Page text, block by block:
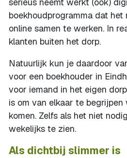
boekhoudprogramma dat het
online samen te werken. In
klanten buiten het dorp.
Natuurlijk kun je daardoor
voor een boekhouder in
voor iemand in het eigen
is om van elkaar te
komen. Zelfs als het niet
wekelijks te zien.
Als dichtbij slimmer is